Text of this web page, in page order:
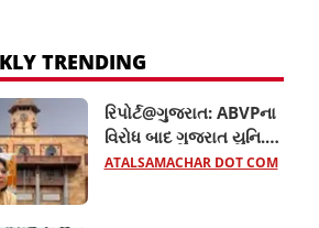
TRENDING
રિપોર્ટ@ગુજરાત: ABVPના
વિરોધ બાદ ગુજરાત યુનિ.ના
10 હોદ્દેદારો સસ્પેન્ડ, જાણો
ATALSAMACHAR DOT COM